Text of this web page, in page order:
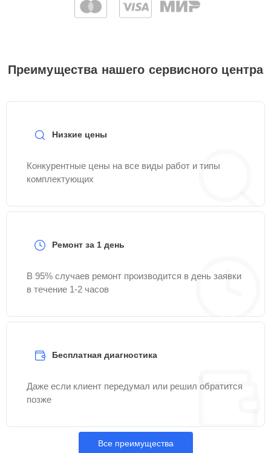
Преимущества нашего сервисного центра
Низкие цены
Конкурентные цены на все виды работ и типы
комплектующих
Ремонт за 1 день
В 95% случаев ремонт производится в день заявки
в течение 1-2 часов
Бесплатная диагностика
Даже если клиент передумал или решил обратится
позже
Все преимущества